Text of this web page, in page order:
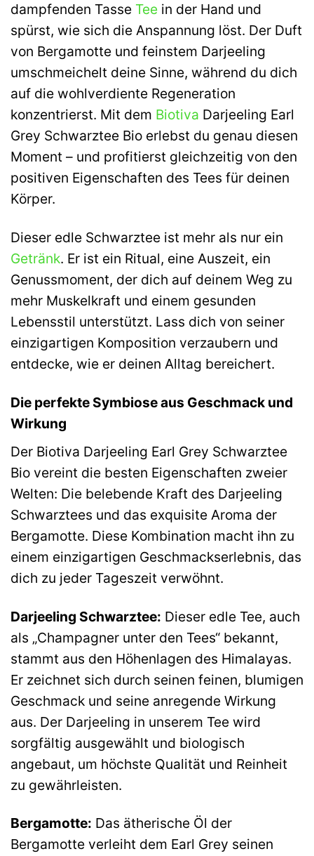
dampfenden Tasse Tee in der Hand und
spürst, wie sich die Anspannung löst. Der Duft
von Bergamotte und feinstem Darjeeling
umschmeichelt deine Sinne, während du dich
auf die wohlverdiente Regeneration
konzentrierst. Mit dem Biotiva Darjeeling Earl
Grey Schwarztee Bio erlebst du genau diesen
Moment – und profitierst gleichzeitig von den
positiven Eigenschaften des Tees für deinen
Körper.
Dieser edle Schwarztee ist mehr als nur ein
Getränk. Er ist ein Ritual, eine Auszeit, ein
Genussmoment, der dich auf deinem Weg zu
mehr Muskelkraft und einem gesunden
Lebensstil unterstützt. Lass dich von seiner
einzigartigen Komposition verzaubern und
entdecke, wie er deinen Alltag bereichert.
Die perfekte Symbiose aus Geschmack und
Wirkung
Der Biotiva Darjeeling Earl Grey Schwarztee
Bio vereint die besten Eigenschaften zweier
Welten: Die belebende Kraft des Darjeeling
Schwarztees und das exquisite Aroma der
Bergamotte. Diese Kombination macht ihn zu
einem einzigartigen Geschmackserlebnis, das
dich zu jeder Tageszeit verwöhnt.
Darjeeling Schwarztee: Dieser edle Tee, auch
als „Champagner unter den Tees“ bekannt,
stammt aus den Höhenlagen des Himalayas.
Er zeichnet sich durch seinen feinen, blumigen
Geschmack und seine anregende Wirkung
aus. Der Darjeeling in unserem Tee wird
sorgfältig ausgewählt und biologisch
angebaut, um höchste Qualität und Reinheit
zu gewährleisten.
Bergamotte: Das ätherische Öl der
Bergamotte verleiht dem Earl Grey seinen